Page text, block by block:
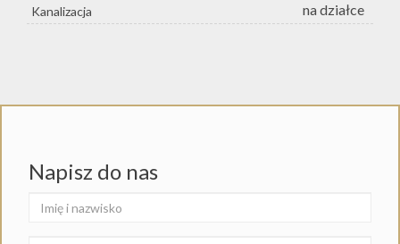
Kanalizacja na działce
Napisz do nas